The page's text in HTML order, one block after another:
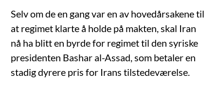
Selv om de en gang var en av hovedårsakene til
at regimet klarte å holde på makten, skal Iran
nå ha blitt en byrde for regimet til den syriske
presidenten Bashar al-Assad, som betaler en
stadig dyrere pris for Irans tilstedeværelse.